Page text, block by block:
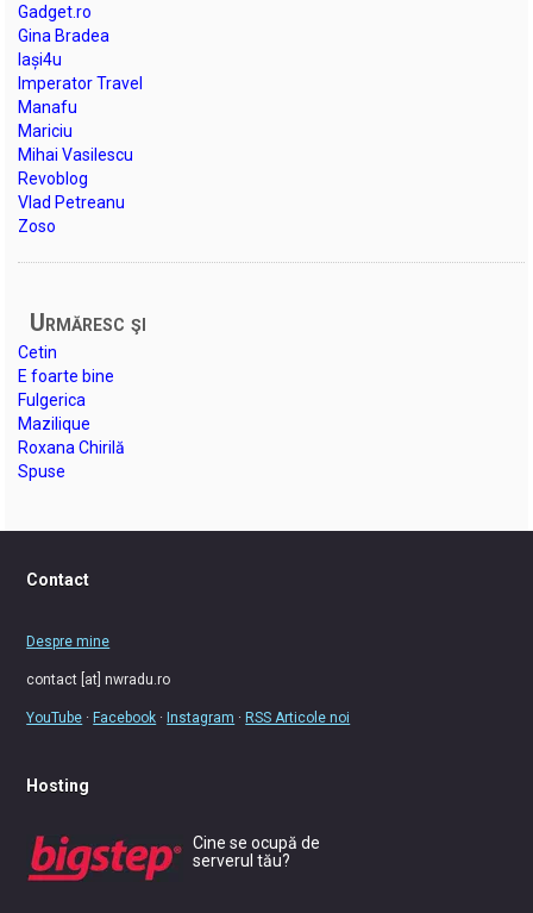
Gadget.ro
Gina Bradea
Iași4u
Imperator Travel
Manafu
Mariciu
Mihai Vasilescu
Revoblog
Vlad Petreanu
Zoso
Urmăresc şi
Cetin
E foarte bine
Fulgerica
Mazilique
Roxana Chirilă
Spuse
Contact
Despre mine
contact [at] nwradu.ro
YouTube · Facebook · Instagram · RSS Articole noi
Hosting
Cine se ocupă de
serverul tău?